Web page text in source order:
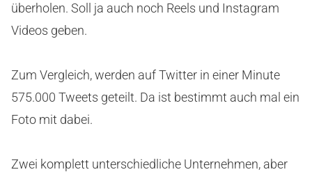
überholen. Soll ja auch noch Reels und Instagram
Videos geben.
Zum Vergleich, werden auf Twitter in einer Minute
575.000 Tweets geteilt. Da ist bestimmt auch mal ein
Foto mit dabei.
Zwei komplett unterschiedliche Unternehmen, aber